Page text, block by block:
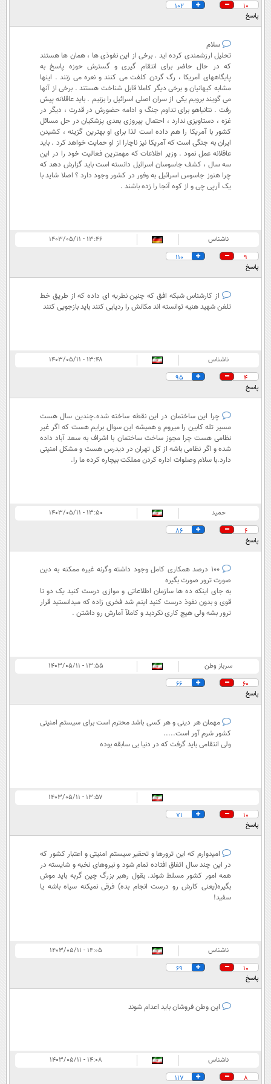
10
102
پاسخ
سلام
تحلیل ارزشمندی کرده اید . برخی از این نفوذی ها ، همان ها هستند
که در حال حاضر برای انتقام گیری و گسترش حوزه پاسخ به
پایگاههای آمریکا ، رگ گردن کلفت می کنند و نعره می زنند . اینها
مشابه کیهانیان و برخی دیگر کاملا قابل شناخت هستند . برخی از آنها
می گویند برویم یکی از سران اصلی اسرائیل را بزنیم . باید عاقلانه پیش
رفت . نتانیاهو برای تداوم جنگ و ادامه حضورش در قدرت ، دیگر در
غزه ، دستاویزی ندارد ، احتمال پیروزی بعدی پزشکیان در حل مسائل
کشور با آمریکا را هم داده است لذا برای او بهترین گزینه ، کشیدن
ایران به جنگی است که آمریکا نیز ناچارا از او حمایت خواهد کرد . باید
عاقلانه عمل نمود . وزیر اطلاعات که مهمترین فعالیت خود را در این
سه سال ، کشف جاسوسان اسرائیل دانسته است باید گزارش دهد که
چرا هنوز جاسوس اسرائیل به وفور در کشور وجود دارد ؟ اصلا شاید با
یک آرپی چی و از کوه آنجا را زده باشند .
ناشناس
۱۳:۴۶ - ۱۴۰۳/۰۵/۱۱
9
110
پاسخ
از کارشناس شبکه افق که چنین نطریه ای داده که از طریق خط
تلفن شهید هنیه توانسته اند مکانش را ردیابی کنند باید بازجویی کنند
ناشناس
۱۳:۴۸ - ۱۴۰۳/۰۵/۱۱
4
95
پاسخ
چرا این ساختمان در این نقطه ساخته شده.چندین سال هست
مسیر تله کابین را میروم و همیشه این سوال برایم هست که اگر غیر
نظامی هست چرا مجوز ساخت ساختمان با اشراف به سعد آباد داده
شده و اگر نظامی باشه از کل تهران در دیدرس هست و مشکل امنیتی
دارد.با سلام وصلوات اداره کردن مملکت بیچاره کرده ما را.
حمید
۱۳:۵۰ - ۱۴۰۳/۰۵/۱۱
6
86
پاسخ
۱۰۰ درصد همکاری کامل وجود داشته وگرنه غیره ممکنه به دین
صورت ترور صورت بگیره
به جای اینکه ده ها سازمان‌ اطلاعاتی و موازی درست کنید یک دو تا
قوی و بدون نفوذ درست کنید اینم شد فخری زاده که میدانستید قرار
ترور بشه ولی هیچ کاری نکردید و کاملآ آمارش رو داشتن .
سرباز وطن
۱۳:۵۵ - ۱۴۰۳/۰۵/۱۱
60
66
پاسخ
مهمان هر دینی و هر کسی باشد محترم است برای سیستم امنیتی
کشور شرم آور است.....
ولی انتقامی باید گرفت که در دنیا بی سابقه بوده
۱۳:۵۷ - ۱۴۰۳/۰۵/۱۱
10
71
پاسخ
امیدوارم که این ترورها و تحقیر سیستم امنیتی و اعتبار کشور که
در این چند سال اتفاق افتاده تمام شود و نیروهای نخبه و شایسته در
همه امور کشور مسلط شوند. بقول رهبر بزرگ چین گربه باید موش
بگیره(یعنی کارش رو درست انجام بده) فرقی نمیکنه سیاه باشه یا
سفید!
ناشناس
۱۴:۰۵ - ۱۴۰۳/۰۵/۱۱
10
69
پاسخ
این وطن فروشان باید اعدام شوند
ناشناس
۱۴:۰۸ - ۱۴۰۳/۰۵/۱۱
8
117